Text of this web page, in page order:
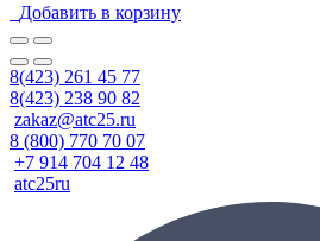
Добавить в корзину
8(423) 261 45 77
8(423) 238 90 82
zakaz@atc25.ru
8 (800) 770 70 07
+7 914 704 12 48
atc25ru